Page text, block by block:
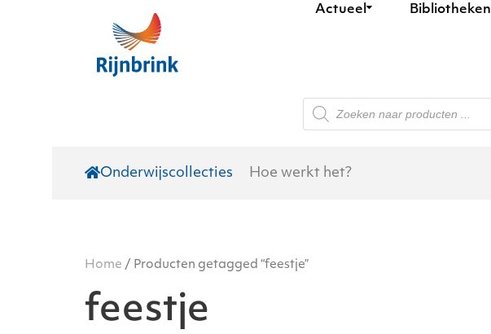
Skip to main content
Actueel Bibliotheken
Producten
zoeken
Onderwijscollecties Hoe werkt het?
Home / Producten getagged “feestje”
feestje